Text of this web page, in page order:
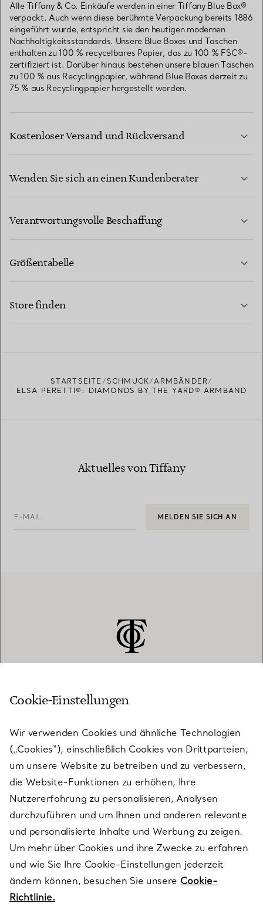
Alle Tiffany & Co. Einkäufe werden in einer Tiffany Blue Box®
verpackt. Auch wenn diese berühmte Verpackung bereits 1886
eingeführt wurde, entspricht sie den heutigen modernen
Nachhaltigkeitsstandards. Unsere Blue Boxes und Taschen
enthalten zu 100 % recycelbares Papier, das zu 100 % FSC®-
zertifiziert ist. Darüber hinaus bestehen unsere blauen Taschen
zu 100 % aus Recyclingpapier, während Blue Boxes derzeit zu
75 % aus Recyclingpapier hergestellt werden.
Kostenloser Versand und Rückversand
Wenden Sie sich an einen Kundenberater
Verantwortungsvolle Beschaffung
Größentabelle
Store finden
STARTSEITE SCHMUCK
ARMBÄNDER
ELSA PERETTI®: DIAMONDS BY THE YARD® ARMBAND
Aktuelles von Tiffany
E-MAIL MELDEN SIE SICH AN
KUNDENSERVICE
SERVICES
ÜBER TIFFANY & CO.
RECHTLICHE HINWEISE
FOLGEN SIE UNS
Cookie-Einstellungen
Wir verwenden Cookies und ähnliche Technologien
(„Cookies“), einschließlich Cookies von Drittparteien,
um unsere Website zu betreiben und zu verbessern,
die Website-Funktionen zu erhöhen, Ihre
Nutzererfahrung zu personalisieren, Analysen
durchzuführen und um Ihnen und anderen relevante
und personalisierte Inhalte und Werbung zu zeigen.
Um mehr über Cookies und ihre Zwecke zu erfahren
und wie Sie Ihre Cookie-Einstellungen jederzeit
ändern können, besuchen Sie unsere Cookie-
Richtlinie.